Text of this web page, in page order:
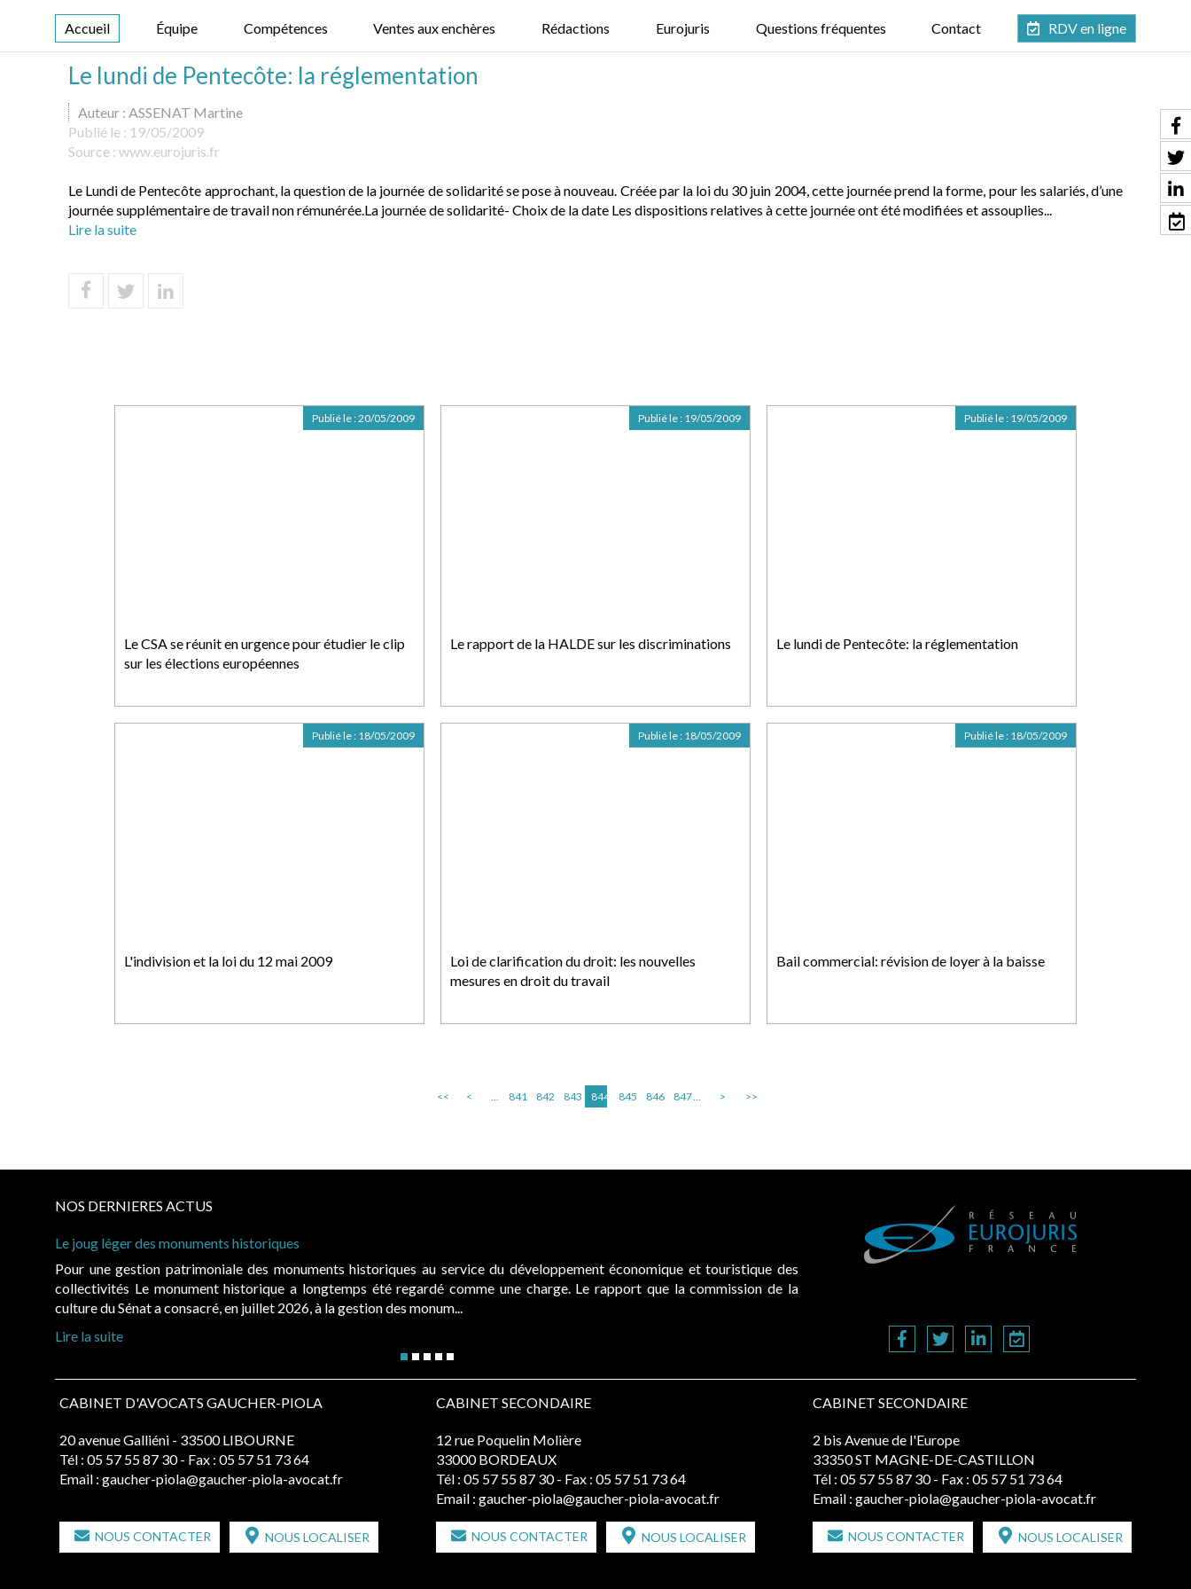
Accueil Équipe Compétences Ventes aux enchères Rédactions Eurojuris Questions fréquentes Contact RDV en ligne
Le lundi de Pentecôte: la réglementation
Auteur : ASSENAT Martine
Publié le : 19/05/2009
Source : www.eurojuris.fr
Le Lundi de Pentecôte approchant, la question de la journée de solidarité se pose à nouveau. Créée par la loi du 30 juin 2004, cette journée prend la forme, pour les salariés, d’une
journée supplémentaire de travail non rémunérée.La journée de solidarité- Choix de la date Les dispositions relatives à cette journée ont été modifiées et assouplies...
Lire la suite
Le CSA se réunit en urgence pour étudier le clip
sur les élections européennes
Publié le :20/05/2009
Le rapport de la HALDE sur les discriminations
Publié le : 19/05/2009
Le lundi de Pentecôte: la réglementation
Publié le : 19/05/2009
L'indivision et la loi du 12 mai 2009
Publié le : 18/05/2009
Loi de clarification du droit: les nouvelles
mesures en droit du travail
Publié le : 18/05/2009
Bail commercial: révision de loyer à la baisse
Publié le : 18/05/2009
<< < ... 841 842 843 844 845 846 847... > >>
NOS DERNIERES ACTUS
Le joug léger des monuments historiques
Pour une gestion patrimoniale des monuments historiques au service du développement économique et touristique des
collectivités Le monument historique a longtemps été regardé comme une charge. Le rapport que la commission de la
culture du Sénat a consacré, en juillet 2026, à la gestion des monum...
Lire la suite
CABINET D'AVOCATS GAUCHER-PIOLA
20 avenue Galliéni - 33500 LIBOURNE
Tél : 05 57 55 87 30 - Fax : 05 57 51 73 64
Email : gaucher-piola@gaucher-piola-avocat.fr
NOUS CONTACTER NOUS LOCALISER
CABINET SECONDAIRE
12 rue Poquelin Molière
33000 BORDEAUX
Tél : 05 57 55 87 30 - Fax : 05 57 51 73 64
Email : gaucher-piola@gaucher-piola-avocat.fr
NOUS CONTACTER NOUS LOCALISER
CABINET SECONDAIRE
2 bis Avenue de l'Europe
33350 ST MAGNE-DE-CASTILLON
Tél : 05 57 55 87 30 - Fax : 05 57 51 73 64
Email : gaucher-piola@gaucher-piola-avocat.fr
NOUS CONTACTER NOUS LOCALISER